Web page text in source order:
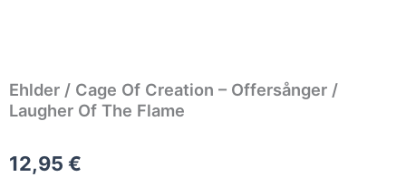
Ehlder / Cage Of Creation – Offersånger /
Laugher Of The Flame
12,95 €